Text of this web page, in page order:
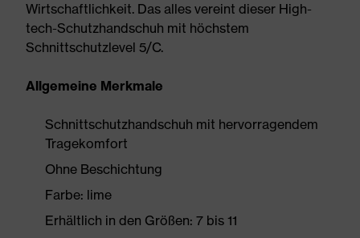
Wirtschaftlichkeit. Das alles vereint dieser High-
tech-Schutzhandschuh mit höchstem
Schnittschutzlevel 5/C.
Allgemeine Merkmale
Schnittschutzhandschuh mit hervorragendem
Tragekomfort
Ohne Beschichtung
Farbe: lime
Erhältlich in den Größen: 7 bis 11